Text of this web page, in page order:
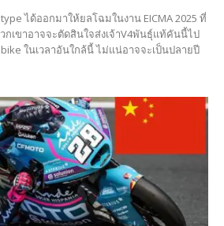
ได้ออกมาให้ยลโฉมในงาน EICMA 2025 ที่
กเขาอาจจะตัดสินใจส่งเจ้าV4พันธุ์แท้คันนี้ไป
ในเวลาอันใกล้นี้ ไม่แน่อาจจะเป็นปลายปี